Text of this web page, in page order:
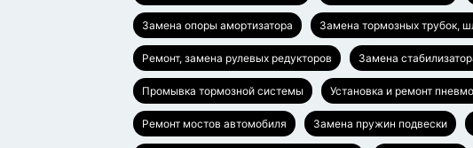
Замена опоры амортизатора Замена тормозных трубок,
Ремонт, замена рулевых редукторов Замена
Промывка тормозной системы Установка и ремонт
Ремонт мостов автомобиля Замена пружин подвески